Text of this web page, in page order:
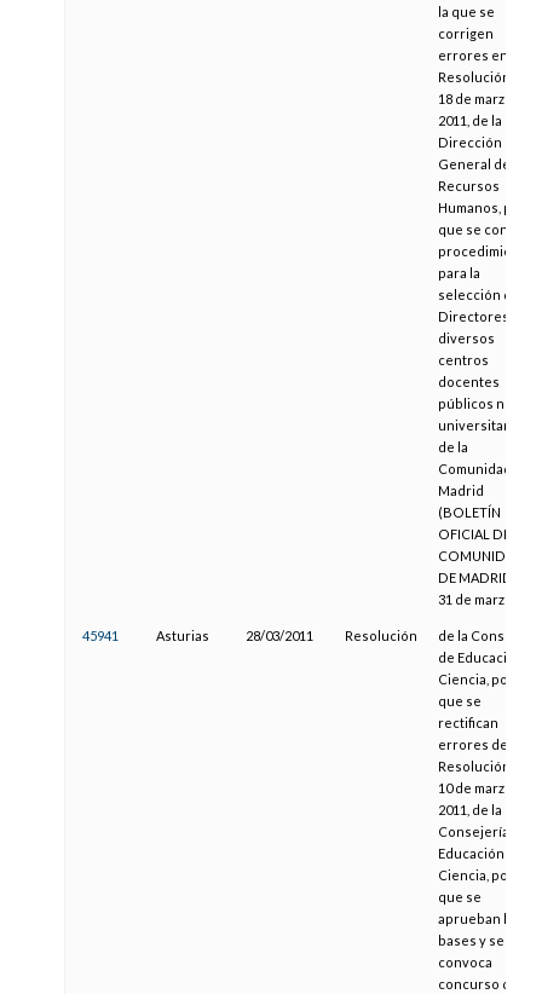
la que se
corrigen
errores en la
Resolución de
18 de marzo de
2011, de la
Dirección
General de
Recursos
Humanos, por la
que se convoca
procedimiento
para la
selección de
Directores de
diversos
centros
docentes
públicos no
universitarios
de la
Comunidad de
Madrid
(BOLETÍN
OFICIAL DE LA
COMUNIDAD
DE MADRID de
31 de marzo)
45941 Asturias 28/03/2011 Resolución
de la Consejería
de Educación y
Ciencia, por la
que se
rectifican
errores de la
Resolución de
10 de marzo de
2011, de la
Consejería de
Educación y
Ciencia, por la
que se
aprueban las
bases y se
convoca
concurso de